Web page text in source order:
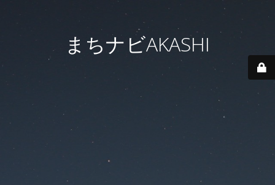
まちナビAKASHI